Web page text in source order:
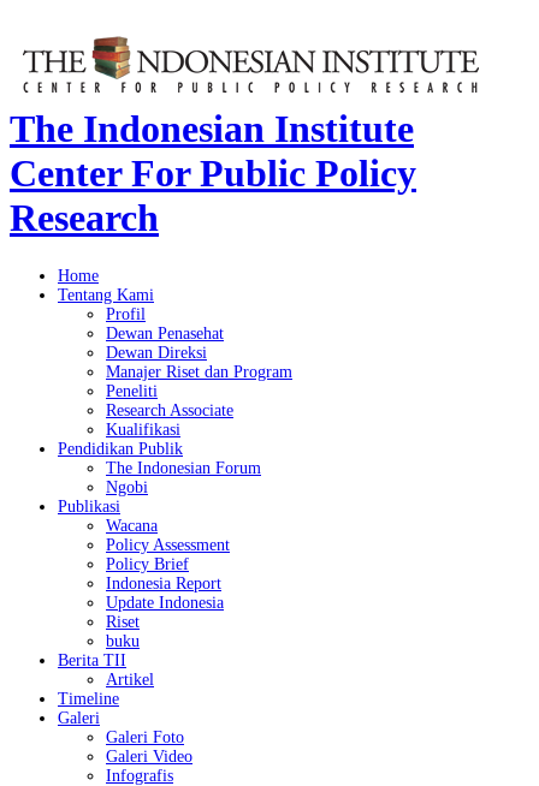
The Indonesian Institute
Center For Public Policy
Research
Home
Tentang Kami
Profil
Dewan Penasehat
Dewan Direksi
Manajer Riset dan Program
Peneliti
Research Associate
Kualifikasi
Pendidikan Publik
The Indonesian Forum
Ngobi
Publikasi
Wacana
Policy Assessment
Policy Brief
Indonesia Report
Update Indonesia
Riset
buku
Berita TII
Artikel
Timeline
Galeri
Galeri Foto
Galeri Video
Infografis